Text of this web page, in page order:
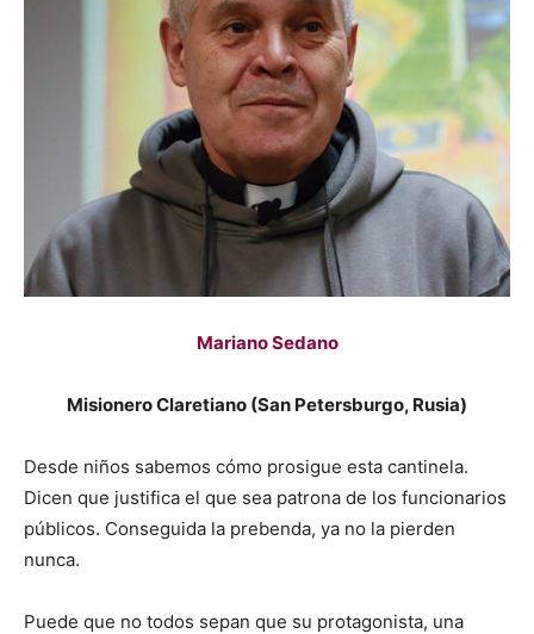
Mariano Sedano
Misionero Claretiano (San Petersburgo, Rusia)
Desde niños sabemos cómo prosigue esta cantinela.
Dicen que justifica el que sea patrona de los funcionarios
públicos. Conseguida la prebenda, ya no la pierden
nunca.
Puede que no todos sepan que su protagonista, una